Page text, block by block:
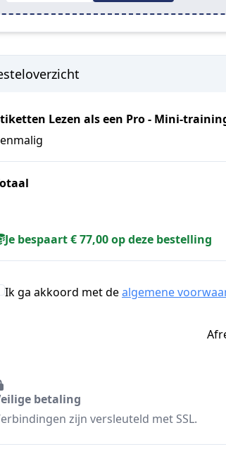
Lezen als een Pro - Mini-
Je bespaart € 77,00 op deze bestelling
Ik ga akkoord met dealgemene
betaling
zijn versleuteld met SSL.